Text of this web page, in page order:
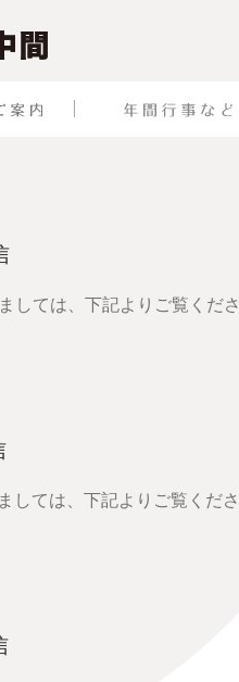
しては、下記よりご覧くださ
しては、下記よりご覧くださ